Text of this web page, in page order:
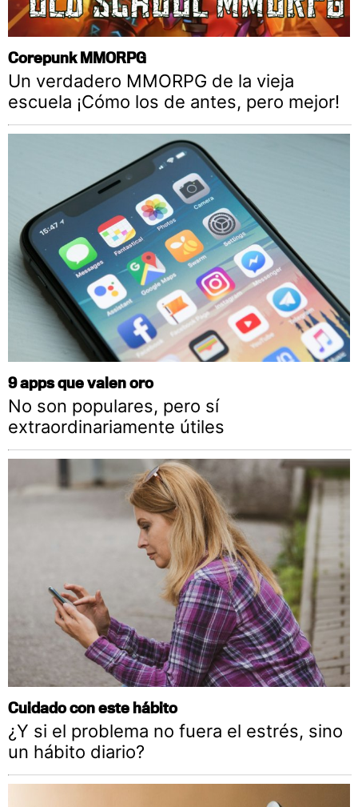
Corepunk MMORPG
Un verdadero MMORPG de la vieja
escuela ¡Cómo los de antes, pero mejor!
9 apps que valen oro
No son populares, pero sí
extraordinariamente útiles
Cuidado con este hábito
¿Y si el problema no fuera el estrés, sino
un hábito diario?